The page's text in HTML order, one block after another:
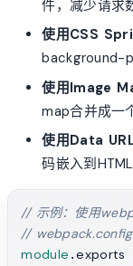
件，减少请求
使用CSS
background-
使用Image
map合并成一
使用Data
码嵌入到
// 示例：使用
//
module .exports